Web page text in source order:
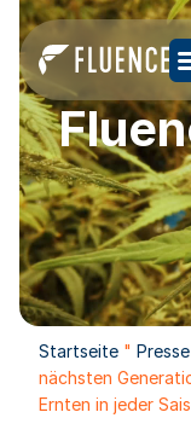
Startseite " Presse
nächsten
Ernten in jeder